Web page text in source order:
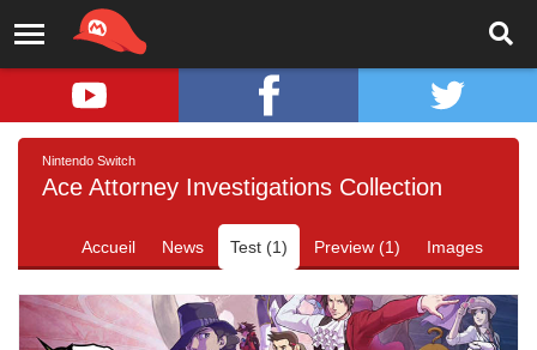
Nintendo Switch
Ace Attorney Investigations Collection
Accueil News Test (1) Preview (1) Images